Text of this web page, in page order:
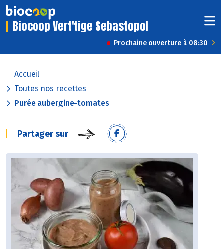
Biocoop Vert'tige Sebastopol
Prochaine ouverture à 08:30
Accueil
Toutes nos recettes
Purée aubergine-tomates
Partager sur